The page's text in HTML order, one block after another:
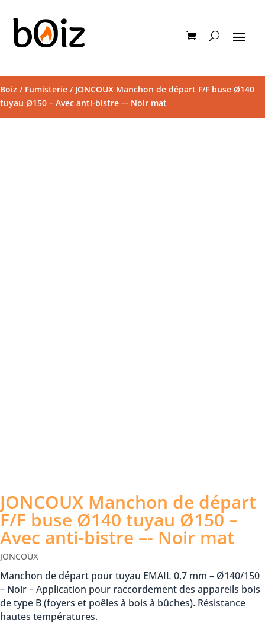
Boiz / Fumisterie / JONCOUX Manchon de départ F/F buse Ø140
tuyau Ø150 – Avec anti-bistre –- Noir mat
JONCOUX Manchon de départ
F/F buse Ø140 tuyau Ø150 –
Avec anti-bistre –- Noir mat
JONCOUX
Manchon de départ pour tuyau EMAIL 0,7 mm – Ø140/150
– Noir – Application pour raccordement des appareils bois
de type B (foyers et poêles à bois à bûches). Résistance
hautes températures.